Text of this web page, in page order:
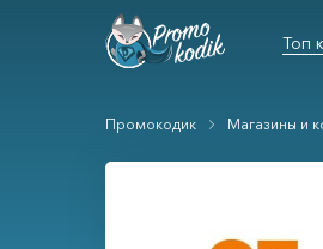
Топ
Промокодик Магазины и